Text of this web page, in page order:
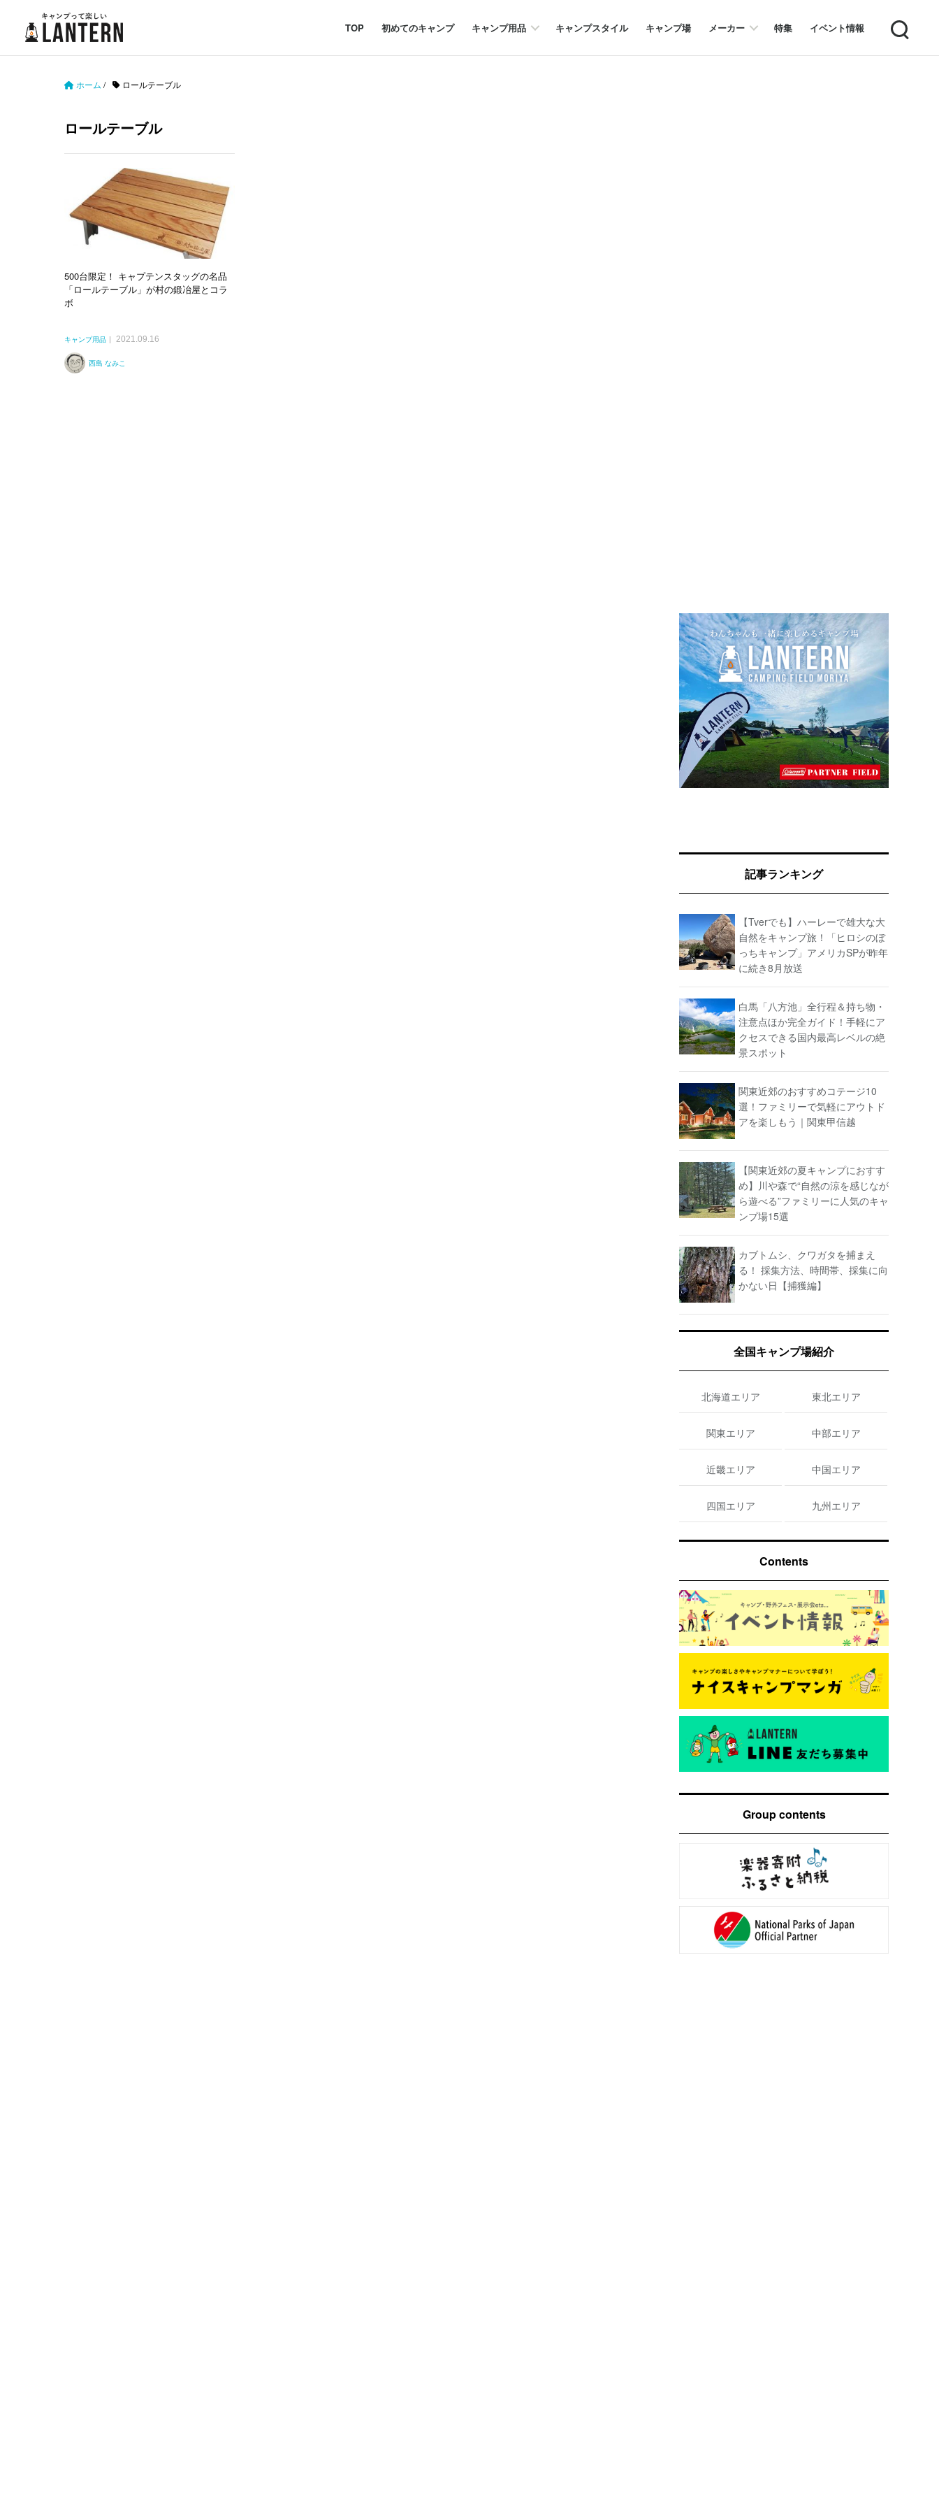
TOP 初めてのキャンプ キャンプ用品 キャンプスタイル キャンプ場 メーカー 特集 イベント情報 Search
ホーム / ロールテーブル
ロールテーブル
500台限定！ キャプテンスタッグの名品
「ロールテーブル」が村の鍛冶屋とコラ
ボ
キャンプ用品 2021.09.16
西島 なみこ
記事ランキング
【Tverでも】ハーレーで雄大な大
自然をキャンプ旅！「ヒロシのぼ
っちキャンプ」アメリカSPが昨年
に続き8月放送
白馬「八方池」全行程＆持ち物・
注意点ほか完全ガイド！手軽にア
クセスできる国内最高レベルの絶
景スポット
関東近郊のおすすめコテージ10
選！ファミリーで気軽にアウトド
アを楽しもう｜関東甲信越
【関東近郊の夏キャンプにおすす
め】川や森で“自然の涼を感じなが
ら遊べる”ファミリーに人気のキャ
ンプ場15選
カブトムシ、クワガタを捕まえ
る！ 採集方法、時間帯、採集に向
かない日【捕獲編】
全国キャンプ場紹介
北海道エリア 東北エリア
関東エリア 中部エリア
近畿エリア 中国エリア
四国エリア 九州エリア
Contents
Group contents